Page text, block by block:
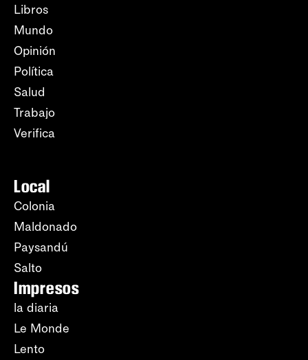
Libros
Mundo
Opinión
Política
Salud
Trabajo
Verifica
Local
Colonia
Maldonado
Paysandú
Salto
Impresos
la diaria
Le Monde
Lento